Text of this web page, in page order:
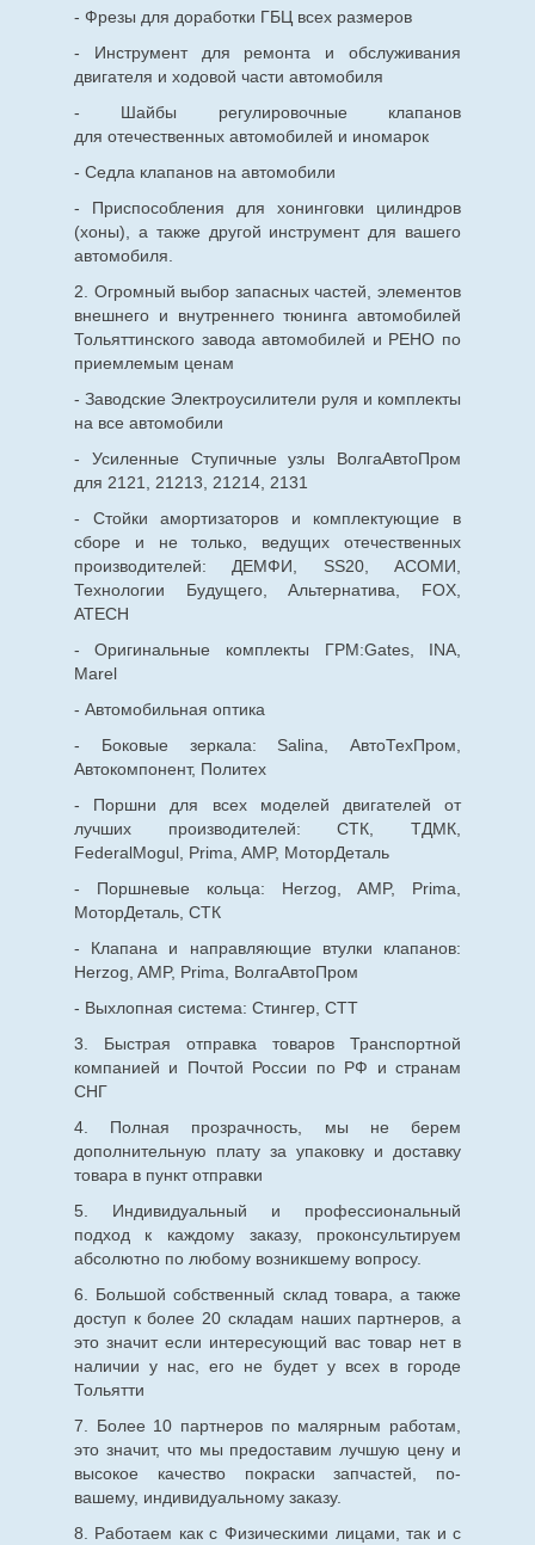
- Фрезы для доработки ГБЦ всех размеров
- Инструмент для ремонта и обслуживания
двигателя и ходовой части автомобиля
- Шайбы регулировочные клапанов
для отечественныхавтомобилей и иномарок
- Седла клапанов на автомобили
- Приспособления для хонинговки цилиндров
(хоны), а также другой инструмент для вашего
автомобиля.
2. Огромный выбор запасных частей, элементов
внешнего и внутреннего тюнинга автомобилей
Тольяттинского завода автомобилей и РЕНО по
приемлемым ценам
- Заводские Электроусилители руля и комплекты
на все автомобили
- Усиленные Ступичные узлы ВолгаАвтоПром
для 2121, 21213, 21214, 2131
- Стойки амортизаторов и комплектующие в
сборе и не только, ведущих отечественных
производителей: ДЕМФИ, SS20, АСОМИ,
Технологии Будущего, Альтернатива, FOX,
ATECH
- Оригинальные комплекты ГРМ:Gates, INA,
Marel
- Автомобильная оптика
- Боковые зеркала: Salina, АвтоТехПром,
Автокомпонент, Политех
- Поршни для всех моделей двигателей от
лучших производителей: СТК, ТДМК,
FederalMogul, Prima, AMP, МоторДеталь
- Поршневые кольца: Herzog, AMP, Prima,
МоторДеталь, СТК
- Клапана и направляющие втулки клапанов:
Herzog, AMP, Prima, ВолгаАвтоПром
- Выхлопная система: Стингер, СТТ
3. Быстрая отправка товаров Транспортной
компанией и Почтой России по РФ и странам
СНГ
4. Полная прозрачность, мы не берем
дополнительную плату за упаковку и доставку
товара в пункт отправки
5. Индивидуальный и профессиональный
подход к каждому заказу, проконсультируем
абсолютно по любому возникшему вопросу.
6. Большой собственный склад товара, а также
доступ к более 20 складам наших партнеров, а
это значит если интересующий вас товар нет в
наличии у нас, его не будет у всех в городе
Тольятти
7. Более 10 партнеров по малярным работам,
это значит, что мы предоставим лучшую цену и
высокое качество покраски запчастей, по-
вашему, индивидуальному заказу.
8. Работаем как с Физическими лицами, так и с